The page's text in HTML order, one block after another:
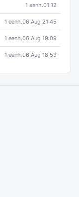
1 eenh.01:12
1 eenh.06 Aug 21:45
1 eenh.06 Aug 19:09
1 eenh.06 Aug 18:53